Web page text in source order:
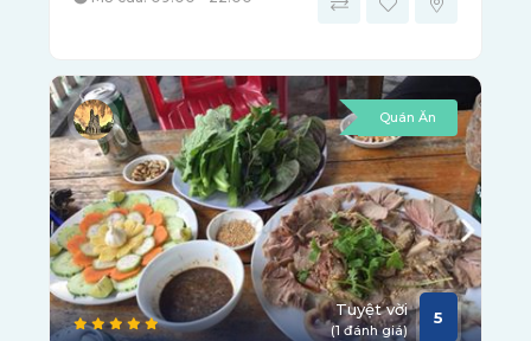
Quán Ăn
Tuyệt vời
(1 đánh giá)
5